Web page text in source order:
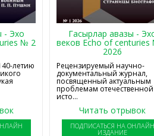
- Эхо
№ 2
летию
Гасырлар авазы -
веков Echo of
2026
Рецензируемый научно-
документальный журнал,
посвященный актуальным
проблемам отечественной
исто...
Читать отрывок
ПОДПИСАТЬСЯ НА
ИЗДАНИЕ